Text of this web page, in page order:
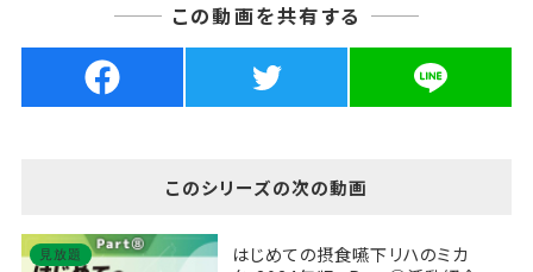
この動画を共有する
このシリーズの次の動画
見放題
はじめての摂食嚥下リハのミカ